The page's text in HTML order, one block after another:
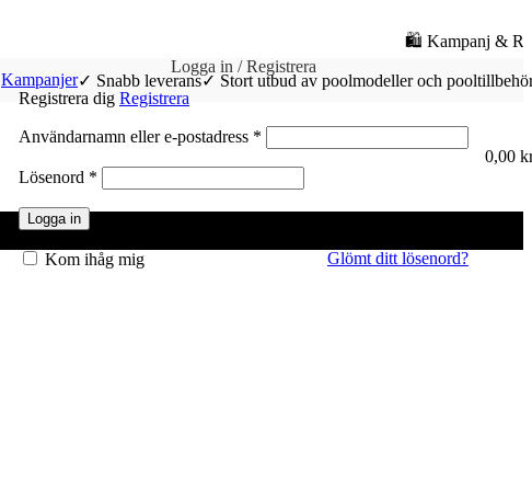
🛍️ Kampanj & REA på Poolrobot | Spara upp till
Kampanjer✓ Snabb leverans✓ Stort utbud av poolmodeller och
Logga in / Registrera
Registrera dig Registrera
Användarnamn eller e-postadress *
Lösenord *
Logga in
Glömt ditt lösenord?
Kom ihåg mig
0,00